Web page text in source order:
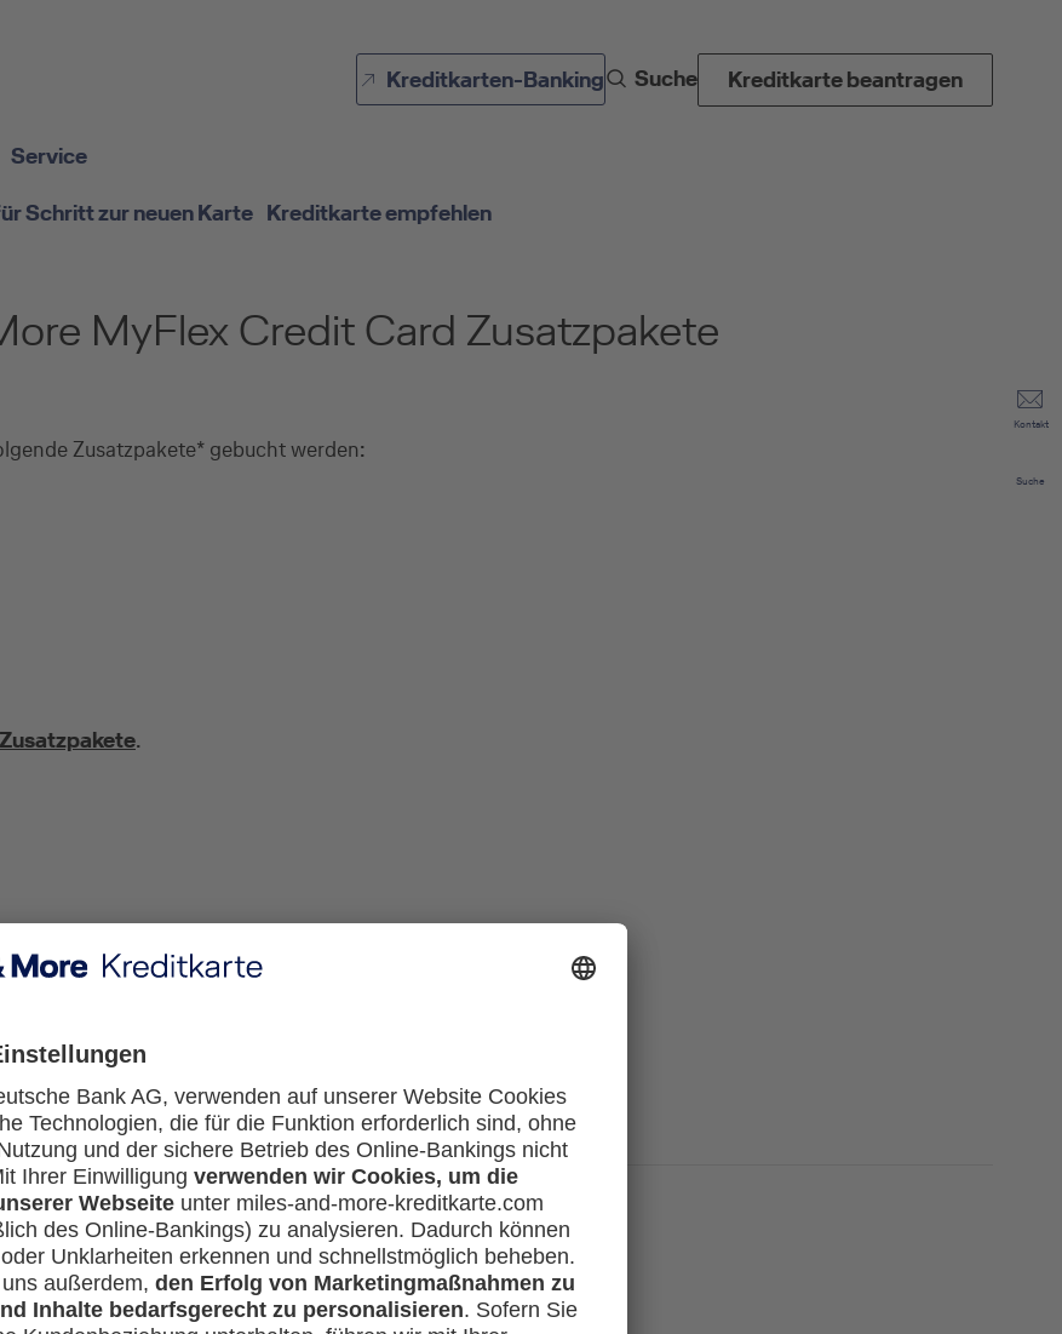
Direkt zur Suche (Enter drücken)
Direkt zum Hauptinhalt (Enter drücken)
Kreditkarten-Banking Suche Kreditkarte beantragen
Kontakt
Suche
Service
Schritt zur neuen Karte Kreditkarte empfehlen
MyFlex Credit Card Zusatzpakete
Zusatzpakete* gebucht werden:
.
einer Miles & More MyFlex Credit Card Zusatzpakete hinzubuchen?